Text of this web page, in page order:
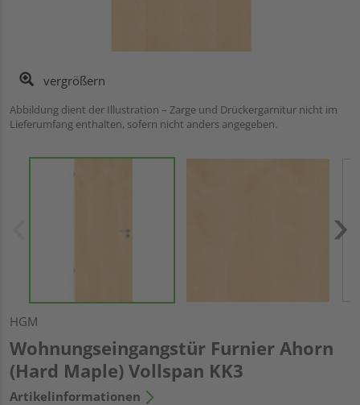
vergrößern
Abbildung dient der Illustration – Zarge und Drückergarnitur nicht im
Lieferumfang enthalten, sofern nicht anders angegeben.
HGM
Wohnungseingangstür Furnier Ahorn
(Hard Maple) Vollspan KK3
Artikelinformationen